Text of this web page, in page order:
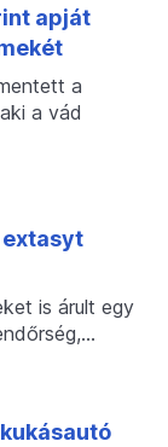
apját
a
a vád
extasyt
is árult egy